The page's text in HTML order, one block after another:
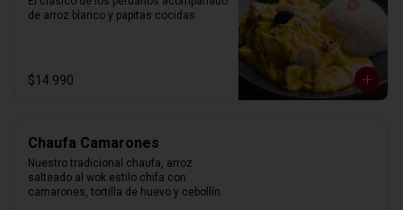
de arroz blanco y papitas cocidas
$14.990
Chaufa Camarones
Nuestro tradicional chaufa, arroz
salteado al wok estilo chifa con
camarones, tortilla de huevo y cebollín.